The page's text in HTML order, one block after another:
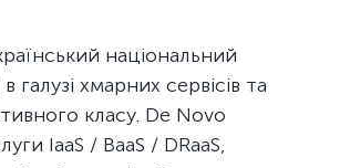
національний
галузі хмарних сервісів та
класу. De Novo
IaaS / BaaS / DRaaS,